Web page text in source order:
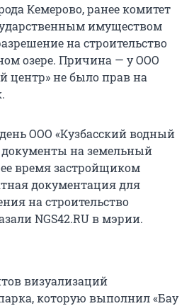
Кемерово, ранее комитет
имуществом
на строительство
озере. Причина — у ООО
центр» не было прав на
ООО «Кузбасский водный
на земельный
время застройщиком
документация для
на строительство
NGS42.RU в мэрии.
визуализаций
которую выполнил «Бау